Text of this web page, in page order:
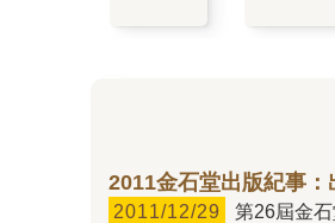
2011金石堂出版紀事
2011/12/29
第26屆金石堂「年度風雲人物」與「十大影響力好書」頒獎典禮結果公佈！遠見‧天下文化事業群創辦人高希均先生，數十年來堅持耕耘閱讀。透過出